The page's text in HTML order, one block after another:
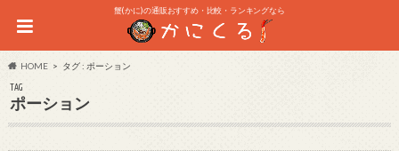
蟹(かに)の通販おすすめ・比較・ランキングなら
HOME タグ : ポーション
TAG
ポーション